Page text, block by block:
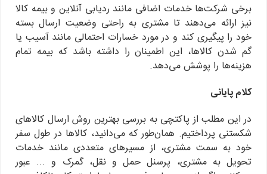
برخی شرکت‌ها خدمات اضافی مانند ردیابی آنلاین و بیمه کالا
نیز ارائه می‌دهند تا مشتری به راحتی وضعیت ارسال بسته
خود را پیگیری کند و در مورد خسارات احتمالی مانند آسیب یا
گم شدن کالاها، این اطمینان را داشته باشد که بیمه تمام
هزینه‌ها را پوشش می‌دهد.
کلام پایانی
در این مطلب از پاکتچی به بررسی بهترین روش ارسال کالاهای
شکستنی پرداختیم. همان‌طور که می‌دانید، کالاها در طول سفر
خود به سمت مشتری، از مسیرهای متعددی مانند خدمات
تحویل به مشتری، پرسنل حمل و نقل، گمرک و ... عبور